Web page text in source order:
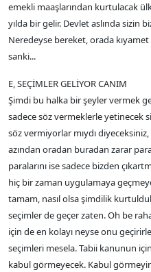
emekli maaşlarından kurtulacak
yılda bir gelir. Devlet aslında sizin
Neredeyse bereket, orada
sanki...
E, SEÇİMLER GELİYOR CANIM
Şimdi bu halka bir şeyler vermek
sadece söz vermeklerle yetinecek
söz vermiyorlar mıydı diyeceksiniz,
azından oradan buradan zarar
paralarını ise sadece bizden
hiç bir zaman uygulamaya
tamam, nasıl olsa şimdilik
seçimler de geçer zaten. Oh be
için de en kolayı neyse onu
seçimleri mesela. Tabii kanunun
kabul görmeyecek. Kabul